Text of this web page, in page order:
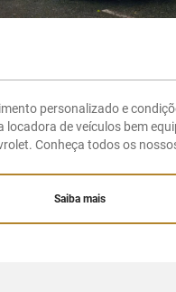
personalizado e
locadora de veículos bem
Conheça todos os
Saiba mais